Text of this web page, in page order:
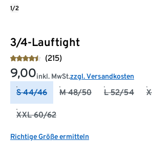
3/4-Lauftight
(215)
9,00inkl. MwSt.zzgl. Versandkosten
S 44/46 M 48/50 L 52/54
XXL 60/62
Richtige Größe ermitteln
1/2